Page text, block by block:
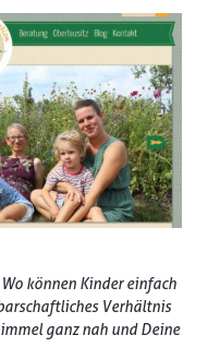
können Kinder einfach
Verhältnis
ganz nah und Deine